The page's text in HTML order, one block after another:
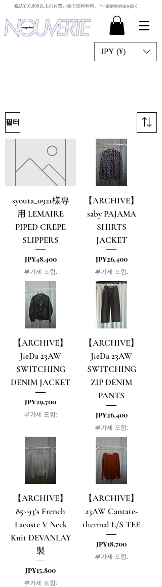
​税込¥10,000以上のお買い物で送料無料。 *一部離島地域を除く
JPY (¥)
필터
syouta_0921様専
用 LEMAIRE
PIPED CREPE
SLIPPERS
가격
JP¥48,400
부가세 포함:
【ARCHIVE】
saby PAJAMA
SHIRTS
JACKET
가격
JP¥26,400
부가세 포함:
【ARCHIVE】
JieDa 23AW
SWITCHING
DENIM JACKET
가격
JP¥29,700
부가세 포함:
【ARCHIVE】
JieDa 23AW
SWITCHING
ZIP DENIM
PANTS
가격
JP¥26,400
부가세 포함:
【ARCHIVE】
85~93's French
Lacoste V Neck
Knit DEVANLAY
製
가격
JP¥15,800
부가세 포함:
【ARCHIVE】
23AW Cantate-
thermal L/S TEE
가격
JP¥18,700
부가세 포함: